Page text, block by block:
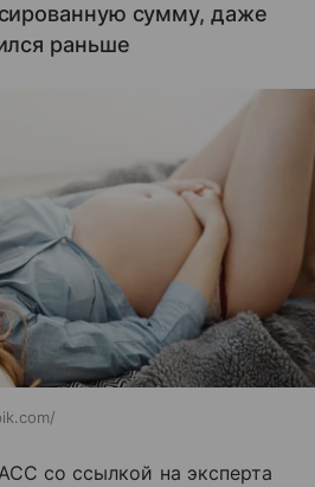
сумму, даже
раньше
со ссылкой на эксперта